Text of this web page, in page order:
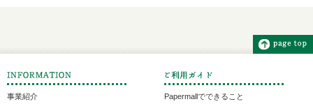
事業紹介
Papermallでできること